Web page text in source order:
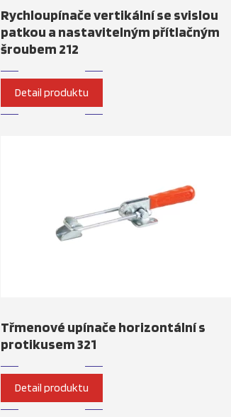
Rychloupínače vertikální se svislou
patkou a nastavitelným přítlačným
šroubem 212
Detail produktu
Třmenové upínače horizontální s
protikusem 321
Detail produktu